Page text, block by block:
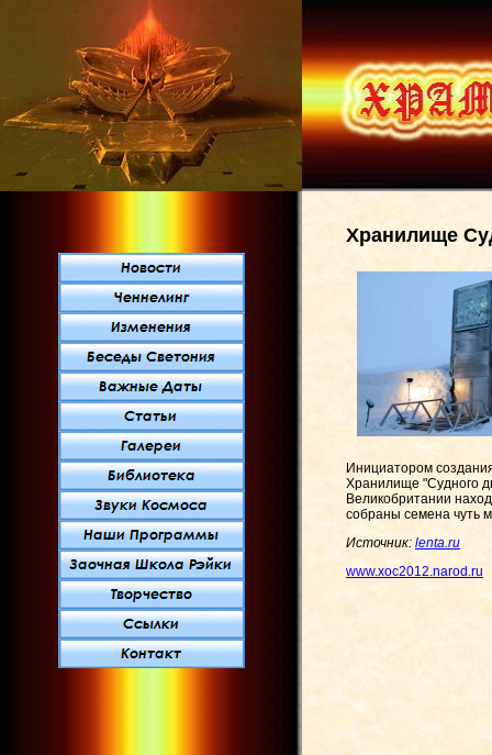
Хранилище
Инициатором
Хранилище "Судного
Великобритании
собраны семена чуть
Источник: lenta.ru
www.xoc2012.narod.ru